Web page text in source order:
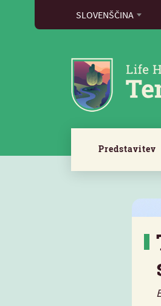
SLOVENŠČINA
Predstavitev